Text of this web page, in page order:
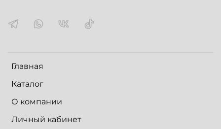
Главная
Каталог
О компании
Личный кабинет